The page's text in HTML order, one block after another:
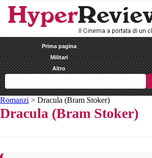
Prima pagina
Militari
Altro
Romanzi > Dracula (Bram Stoker)
Dracula (Bram Stoker)